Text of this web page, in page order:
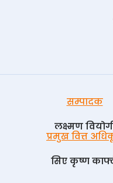
सम्पादक
लक्ष्मण
प्रमुख वित्त
सिए कृष्ण